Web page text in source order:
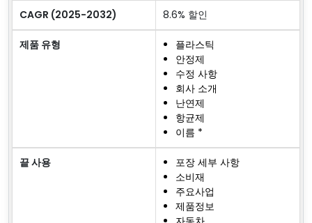
CAGR (2025-2032) 8.6% 할인
제품 유형
플라스틱
안정제
수정 사항
회사 소개
난연제
항균제
이름 *
끝 사용
포장 세부 사항
소비재
주요사업
제품정보